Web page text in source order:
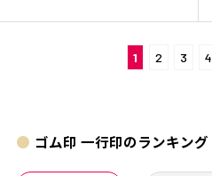
1 2 3 4
ゴム印 一行印のランキング